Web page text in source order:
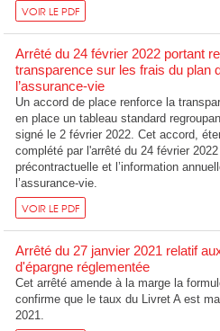
VOIR LE PDF
Arrêté du 24 février 2022 portant
transparence sur les frais du plan
l’assurance-vie
Un accord de place renforce la
en place un tableau standard
signé le 2 février 2022. Cet accord,
complété par l'arrêté du 24 février
précontractuelle et l’information
l’assurance-vie.
VOIR LE PDF
Arrêté du 27 janvier 2021 relatif
d'épargne réglementée
Cet arrêté amende à la marge la
confirme que le taux du Livret A est
2021.